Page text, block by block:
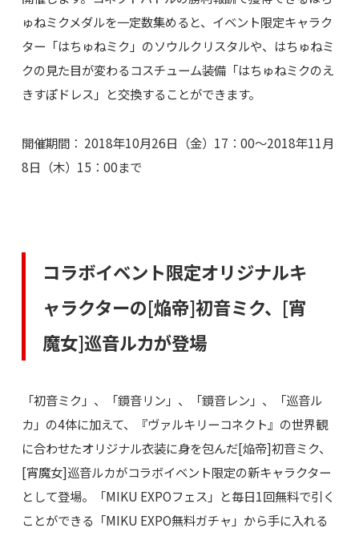
ゅねミクメダルを一定数集めると、イベント限定キャラク
ター「はちゅねミク」のソウルクリスタルや、はちゅねミ
クの見た目が変わるコスチューム装備「はちゅねミクのえ
きすぽドレス」と交換することができます。
開催期間： 2018年10月26日（金）17：00～2018年11月
8日（木）15：00まで
コラボイベント限定オリジナルキ
ャラクターの[焔帝]初音ミク、[宵
魔女]巡音ルカが登場
「初音ミク」、「鏡音リン」、「鏡音レン」、「巡音ル
カ」の4体に加えて、『ヴァルキリーコネクト』の世界観
に合わせたオリジナル衣装に身を包んだ[焔帝]初音ミク、
[宵魔女]巡音ルカがコラボイベント限定の新キャラクター
として登場。「MIKU EXPOフェス」と毎日1回無料で引く
ことができる「MIKU EXPO無料ガチャ」から手に入れる